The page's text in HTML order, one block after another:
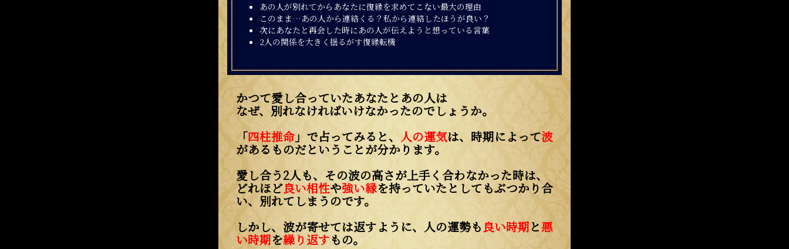
あの人が別れてからあなたに復縁を求めてこない最大の理由
このまま…あの人から連絡くる？私から連絡したほうが良い？
次にあなたと再会した時にあの人が伝えようと想っている言葉
2人の関係を大きく揺るがす復縁転機
かつて愛し合っていたあなたとあの人は
なぜ、別れなければいけなかったのでしょうか。
「四柱推命 」で占ってみると、 人の運気は、時期によって波
があるものだということが分かります。
愛し合う2人も、その波の高さが上手く合わなかった時は、
どれほど良い相性や強い縁を持っていたとしてもぶつかり合
い、別れてしまうのです。
しかし、波が寄せては返すように、人の運勢も良い時期と悪
い時期を繰り返すもの。